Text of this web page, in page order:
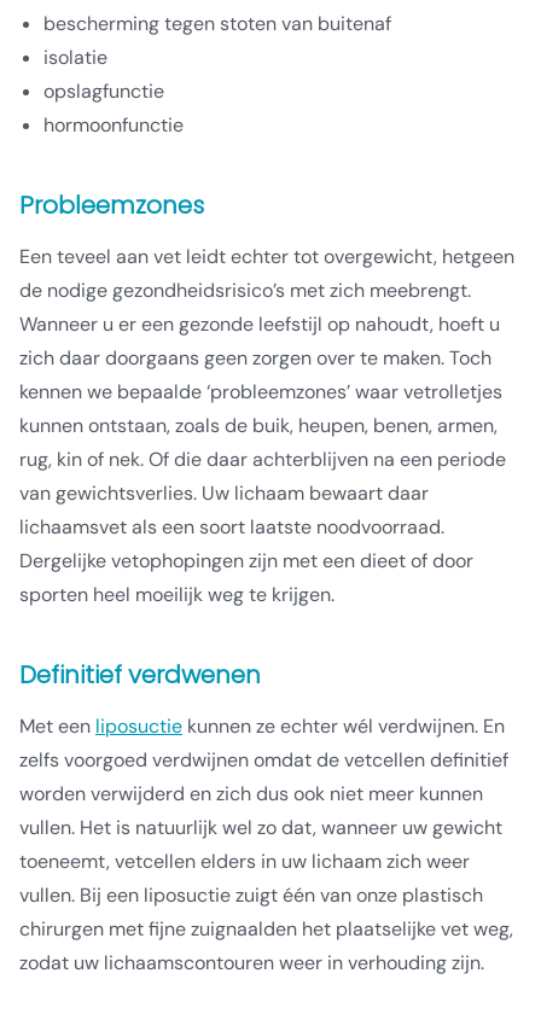
bescherming tegen stoten van buitenaf
isolatie
opslagfunctie
hormoonfunctie
Probleemzones
Een teveel aan vet leidt echter tot overgewicht, hetgeen
de nodige gezondheidsrisico’s met zich meebrengt.
Wanneer u er een gezonde leefstijl op nahoudt, hoeft u
zich daar doorgaans geen zorgen over te maken. Toch
kennen we bepaalde ‘probleemzones’ waar vetrolletjes
kunnen ontstaan, zoals de buik, heupen, benen, armen,
rug, kin of nek. Of die daar achterblijven na een periode
van gewichtsverlies. Uw lichaam bewaart daar
lichaamsvet als een soort laatste noodvoorraad.
Dergelijke vetophopingen zijn met een dieet of door
sporten heel moeilijk weg te krijgen.
Definitief verdwenen
Met een liposuctie kunnen ze echter wél verdwijnen. En
zelfs voorgoed verdwijnen omdat de vetcellen definitief
worden verwijderd en zich dus ook niet meer kunnen
vullen. Het is natuurlijk wel zo dat, wanneer uw gewicht
toeneemt, vetcellen elders in uw lichaam zich weer
vullen. Bij een liposuctie zuigt één van onze plastisch
chirurgen met fijne zuignaalden het plaatselijke vet weg,
zodat uw lichaamscontouren weer in verhouding zijn.